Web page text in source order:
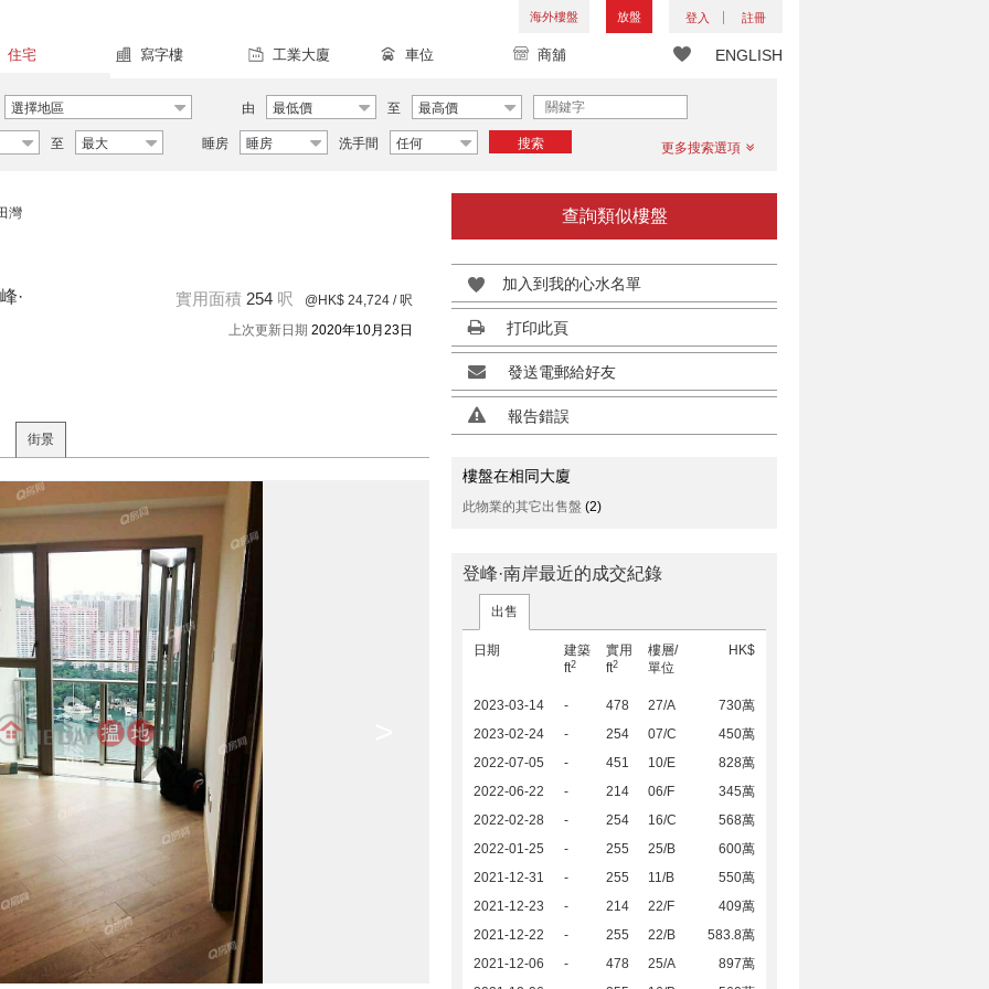
海外樓盤 放盤 登入 註冊
ENGLISH
住宅 寫字樓 工業大廈 車位 商舖
選擇地區 由 最低價 至 最高價
至 最大 睡房 睡房 洗手間 任何 搜索 更多搜索選項
灣
· 實用面積 254 呎 @HK$ 24,724 / 呎
上次更新日期 2020年10月23日
街景
查詢類似樓盤
加入到我的心水名單
打印此頁
發送電郵給好友
報告錯誤
樓盤在相同大廈
此物業的其它出售盤 (2)
登峰·南岸最近的成交紀錄
出售
日期
建築
ft2
實用
ft2
樓層/
單位
HK$
2023-03-14 - 478 27/A
730萬
2023-02-24
- 254 07/C
450萬
2022-07-05
- 451 10/E
828萬
2022-06-22
- 214 06/F
345萬
2022-02-28
- 254 16/C
568萬
2022-01-25
- 255 25/B
600萬
2021-12-31
- 255 11/B
550萬
2021-12-23
- 214 22/F
409萬
2021-12-22
- 255 22/B
583.8萬
2021-12-06
- 478 25/A
897萬